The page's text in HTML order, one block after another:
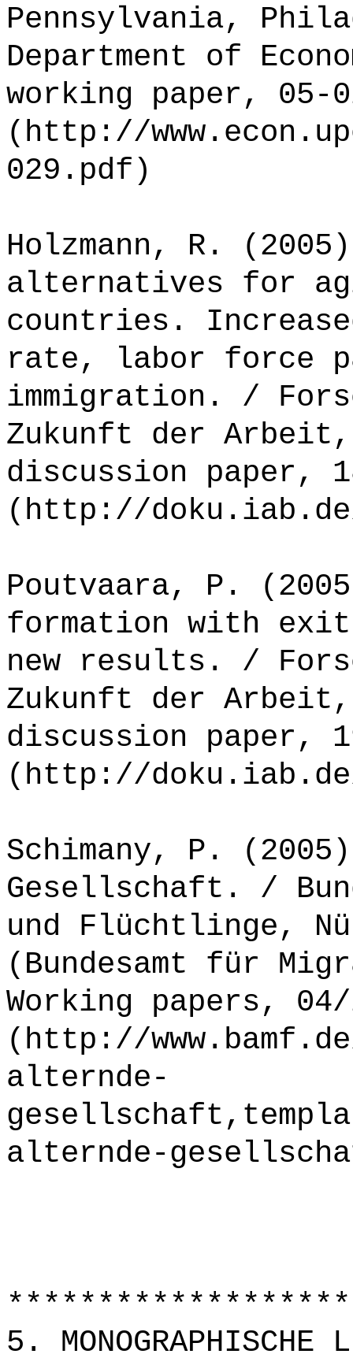
Pennsylvania,
Department of
working paper,
(http://
029.pdf)
Holzmann, R.
alternatives for
countries.
rate, labor force
immigration. /
Zukunft der
discussion paper,
(http://
Poutvaara, P.
formation with exit
new results. /
Zukunft der
discussion paper,
(http://
Schimany, P.
Gesellschaft. /
und Flüchtlinge,
(Bundesamt für
Working papers,
(http://
alternde-
alternde-
5. MONOGRAPHISCHE